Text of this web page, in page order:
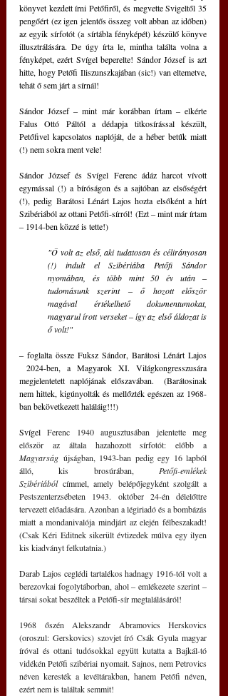
könyvet kezdett írni Petőfiről, és megvette Svigeltől 35
pengőért (ez igen jelentős összeg volt abban az időben)
az egyik sírfotót (a sírtábla fényképét) készülő könyve
illusztrálására. De úgy írta le, mintha találta volna a
fényképet, ezért Svígel beperelte! Sándor József is azt
hitte, hogy Petőfi Iliszunszkajában (sic!) van eltemetve,
tehát ő sem járt a sírnál!
Sándor József ‒ mint már korábban írtam ‒ elkérte
Falus Ottó Páltól a dédapja titkosírással készült,
Petőfivel kapcsolatos naplóját, de a héber betűk miatt
(!) nem sokra ment vele!
Sándor József és Svígel Ferenc ádáz harcot vívott
egymással (!) a bíróságon és a sajtóban az elsőségért
(!), pedig Barátosi Lénárt Lajos hozta elsőként a hírt
Szibériából az ottani Petőfi-sírról! (Ezt ‒ mint már írtam
‒ 1914-ben közzé is tette!)
"Ő volt az első, aki tudatosan és célirányosan
(!) indult el Szibériába Petőfi Sándor
nyomában, és több mint 50 év után ‒
tudomásunk szerint ‒ ő hozott először
magával értékelhető dokumentumokat,
magyarul írott verseket ‒ így az első áldozat is
ő volt!"
‒ foglalta össze Fuksz Sándor, Barátosi Lénárt Lajos
2024-ben, a Magyarok XI. Világkongresszusára
megjelentetett naplójának előszavában.  (Barátosinak
nem hittek, kigúnyolták és mellőzték egészen az 1968-
ban bekövetkezett haláláig!!!)
Svígel Ferenc 1940 augusztusában jelentette meg
először az általa hazahozott sírfotót: előbb a
Magyarság újságban, 1943-ban pedig egy 16 lapból
álló, kis brosúrában, Petőfi-emlékek
Szibériából címmel, amely belépőjegyként szolgált a
Pestszenterzsébeten 1943. október 24-én délelőttre
tervezett előadására. Azonban a légiriadó és a bombázás
miatt a mondanivalója mindjárt az elején félbeszakadt!
(Csak Kéri Editnek sikerült évtizedek múlva egy ilyen
kis kiadványt felkutatnia.)
Darab Lajos ceglédi tartalékos hadnagy 1916-tól volt a
berezovkai fogolytáborban, ahol ‒ emlékezete szerint ‒
társai sokat beszéltek a Petőfi-sír megtalálásáról!
1968 őszén Alekszandr Abramovics Herskovics
(oroszul: Gerskovics) szovjet író Csák Gyula magyar
íróval és ottani tudósokkal együtt kutatta a Bajkál-tó
vidékén Petőfi szibériai nyomait. Sajnos, nem Petrovics
néven keresték a levéltárakban, hanem Petőfi néven,
ezért nem is találtak semmit!